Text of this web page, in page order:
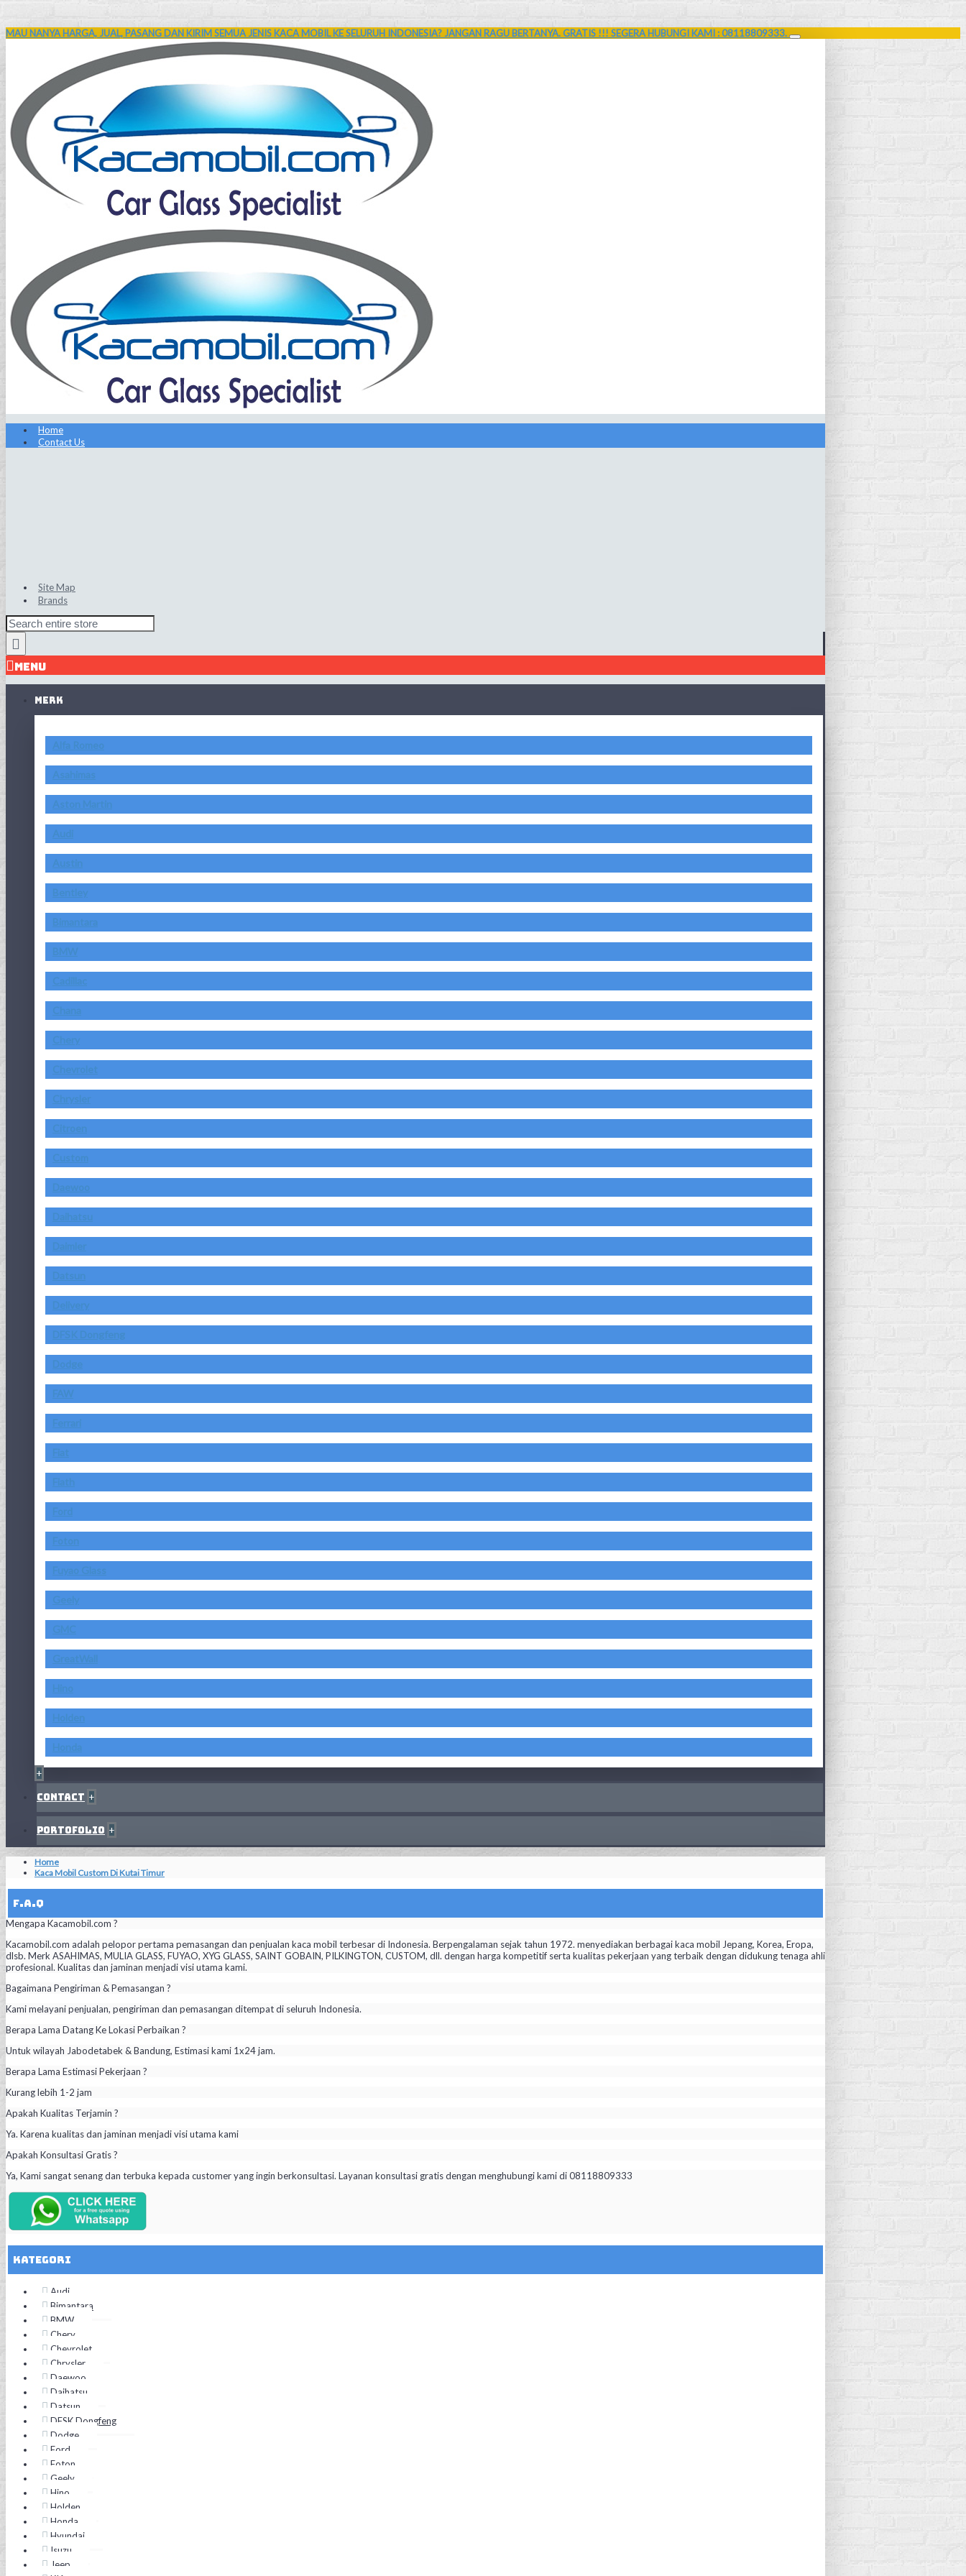
MAU NANYA HARGA, JUAL, PASANG DAN KIRIM SEMUA JENIS KACA MOBIL KE SELURUH INDONESIA? JANGAN RAGU BERTANYA. GRATIS !!! SEGERA HUBUNGI KAMI : 08118809333.
Home
Contact Us
Site Map
Brands
MENU
MERK
Alfa Romeo
Asahimas
Aston Martin
Audi
Austin
Bentley
Bimantara
BMW
Cadillac
Chana
Chery
Chevrolet
Chrysler
Citroen
Custom
Daewoo
Daihatsu
Daimler
Datsun
Delivery
DFSK Dongfeng
Dodge
FAW
Ferrari
Fiat
Fiath
Ford
Foton
Fuyao Glass
Geely
GMC
GreatWall
Hino
Holden
Honda
+
Contact +
Portofolio +
Home
Kaca Mobil Custom Di Kutai Timur
F.A.Q
Mengapa Kacamobil.com ?
Kacamobil.com adalah pelopor pertama pemasangan dan penjualan kaca mobil terbesar di Indonesia. Berpengalaman sejak tahun 1972. menyediakan berbagai kaca mobil Jepang, Korea, Eropa,
dlsb. Merk ASAHIMAS, MULIA GLASS, FUYAO, XYG GLASS, SAINT GOBAIN, PILKINGTON, CUSTOM, dll. dengan harga kompetitif serta kualitas pekerjaan yang terbaik dengan didukung tenaga ahli
profesional. Kualitas dan jaminan menjadi visi utama kami.
Bagaimana Pengiriman & Pemasangan ?
Kami melayani penjualan, pengiriman dan pemasangan ditempat di seluruh Indonesia.
Berapa Lama Datang Ke Lokasi Perbaikan ?
Untuk wilayah Jabodetabek & Bandung, Estimasi kami 1x24 jam.
Berapa Lama Estimasi Pekerjaan ?
Kurang lebih 1-2 jam
Apakah Kualitas Terjamin ?
Ya. Karena kualitas dan jaminan menjadi visi utama kami
Apakah Konsultasi Gratis ?
Ya, Kami sangat senang dan terbuka kepada customer yang ingin berkonsultasi. Layanan konsultasi gratis dengan menghubungi kami di 08118809333
Kategori
Audi
Bimantara
BMW
Chery
Chevrolet
Chrysler
Daewoo
Daihatsu
Datsun
DFSK Dongfeng
Dodge
Ford
Foton
Geely
Hino
Holden
Honda
Hyundai
Isuzu
Jeep